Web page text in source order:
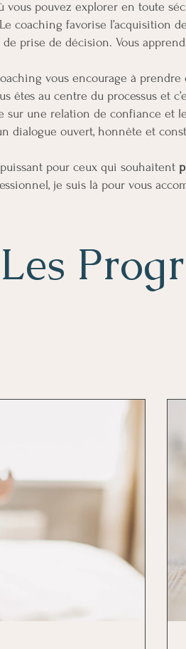
vous pouvez explorer en toute
Le coaching favorise l’acquisition
prise de décision. Vous
vous encourage à prendre
êtes au centre du processus et
sur une relation de confiance et
dialogue ouvert, honnête et
pour ceux qui souhaitent
je suis là pour vous
Les